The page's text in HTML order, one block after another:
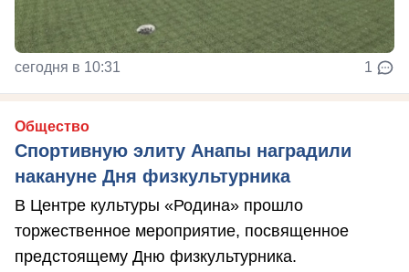
сегодня в 10:31 1
Общество
Спортивную элиту Анапы наградили
накануне Дня физкультурника
В Центре культуры «Родина» прошло
торжественное мероприятие, посвященное
предстоящему Дню физкультурника.